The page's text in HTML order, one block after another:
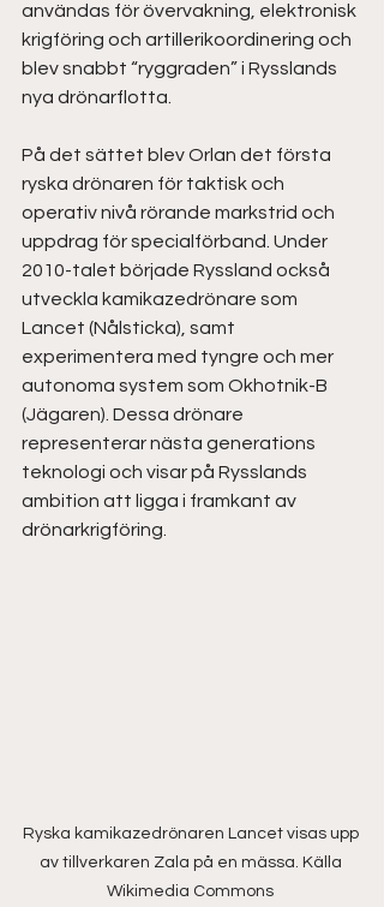
användas för övervakning, elektronisk
krigföring och artillerikoordinering och
blev snabbt “ryggraden” i Rysslands
nya drönarflotta.
På det sättet blev Orlan det första
ryska drönaren för taktisk och
operativ nivå rörande markstrid och
uppdrag för specialförband. Under
2010-talet började Ryssland också
utveckla kamikazedrönare som
Lancet (Nålsticka), samt
experimentera med tyngre och mer
autonoma system som Okhotnik-B
(Jägaren). Dessa drönare
representerar nästa generations
teknologi och visar på Rysslands
ambition att ligga i framkant av
drönarkrigföring.
Ryska kamikazedrönaren Lancet visas upp
av tillverkaren Zala på en mässa. Källa
Wikimedia Commons